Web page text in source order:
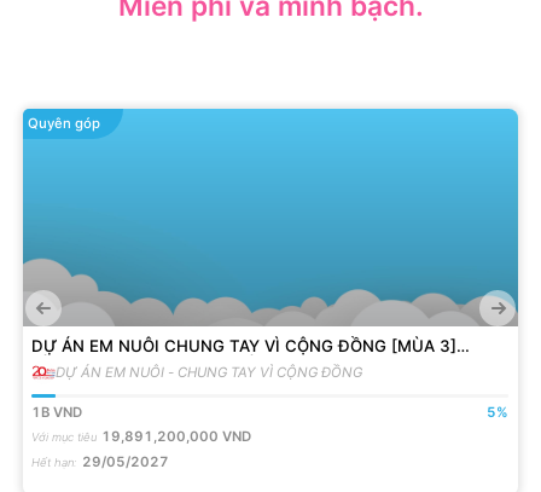
Quyên góp
DỰ ÁN EM NUÔI CHUNG TAY VÌ CỘNG ĐỒNG [MÙA 3]
ĐỒNG HÀNH VỚI 200 EM MỒ CÔI
DỰ ÁN EM NUÔI - CHUNG TAY VÌ CỘNG ĐỒNG
1B VND 5%
Với mục tiêu 19,891,200,000 VND
Hết hạn: 29/05/2027